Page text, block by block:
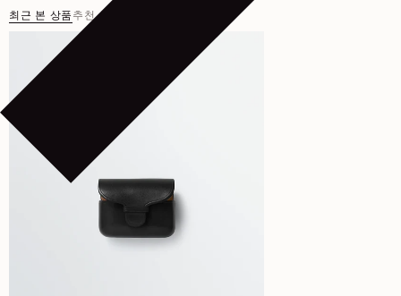
최근 본 상품 추천 상품